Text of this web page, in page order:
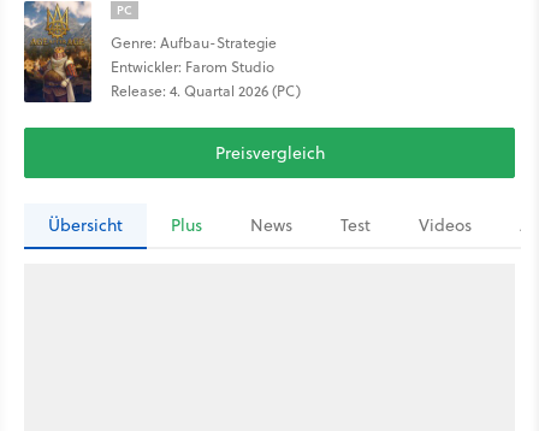
PC
Genre: Aufbau-Strategie
Entwickler: Farom Studio
Release: 4. Quartal 2026 (PC)
Preisvergleich
Übersicht Plus News Test Videos